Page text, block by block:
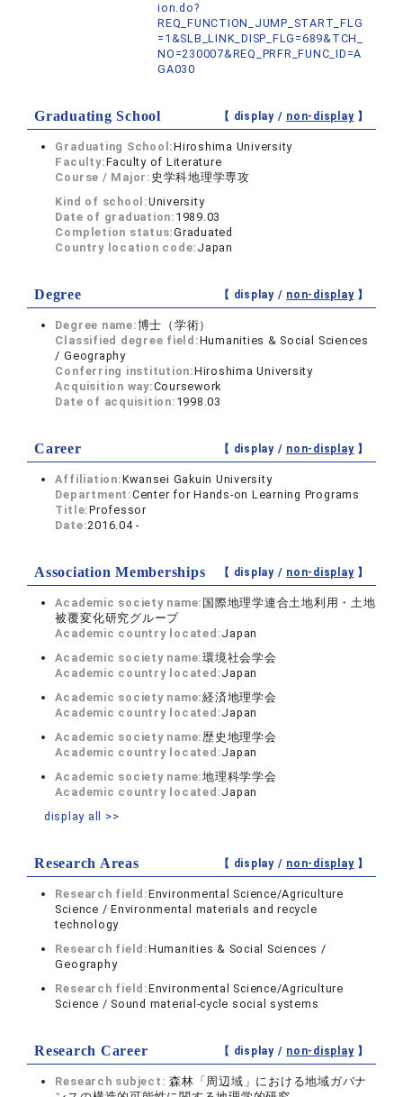
ion.do?
REQ_FUNCTION_JUMP_START_FLG
=1&SLB_LINK_DISP_FLG=689&TCH_
NO=230007&REQ_PRFR_FUNC_ID=A
GA030
Graduating School 【 display / non-display】
Graduating School:Hiroshima University
Faculty:Faculty of Literature
Course / Major: 史学科地理学専攻
Kind of school:University
Date of graduation: 1989.03
Completion status:Graduated
Country location code: Japan
Degree 【 display / non-display】
Degree name:博士（学術）
Classified degree field:Humanities & Social Sciences
/ Geography
Conferring institution:Hiroshima University
Acquisition way:Coursework
Date of acquisition: 1998.03
Career 【 display / non-display】
Affiliation:Kwansei Gakuin University
Department:Center for Hands-on Learning Programs
Title:Professor
Date:2016.04 -
Association Memberships 【 display / non-display】
Academic society name: 国際地理学連合土地利用・土地
被覆変化研究グループ
Academic country located:Japan
Academic society name:環境社会学会
Academic country located:Japan
Academic society name:経済地理学会
Academic country located:Japan
Academic society name:歴史地理学会
Academic country located:Japan
Academic society name:地理科学学会
Academic country located:Japan
display all >>
Research Areas 【 display / non-display】
Research field:Environmental Science/Agriculture
Science / Environmental materials and recycle
technology
Research field:Humanities & Social Sciences /
Geography
Research field:Environmental Science/Agriculture
Science / Sound material-cycle social systems
Research Career 【 display / non-display】
Research subject:森林「周辺域」における地域ガバナ